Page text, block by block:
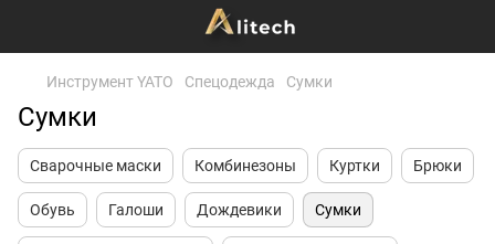
Инструмент YATO Спецодежда Сумки
Сумки
Сварочные маски Комбинезоны Куртки Брюки
Обувь Галоши Дождевики Сумки